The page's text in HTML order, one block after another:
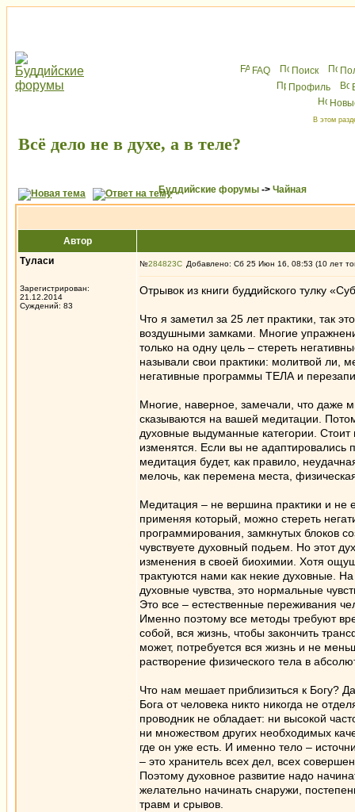
FAQ Поиск
Профиль
В этом
Всё дело не в духе, а в теле?
Буддийские форумы -> Чайная
Автор
Туласи
Зарегистрирован:
21.12.2014
Суждений: 83
№284823 Добавлено: Сб 25 Июн 16, 08:53 (10 лет
Отрывок из книги буддийского тулку
Что я заметил за 25 лет практики, так
воздушными замками. Многие
только на одну цель – стереть
называли свои практики: молитвой ли,
негативные программы ТЕЛА и
Многие, наверное, замечали, что даже
сказываются на вашей медитации.
духовные выдуманные категории. Стоит
изменятся. Если вы не адаптировались
медитация будет, как правило,
мелочь, как перемена места,
Медитация – не вершина практики и не
применяя который, можно стереть
программирования, замкнутых блоков
чувствуете духовный подьем. Но этот
изменения в своей биохимии. Хотя
трактуются нами как некие духовные.
духовные чувства, это нормальные
Это все – естественные переживания
Именно поэтому все методы требуют
собой, вся жизнь, чтобы закончить
может, потребуется вся жизнь и не
растворение физического тела в
Что нам мешает приблизиться к Богу?
Бога от человека никто никогда не
проводник не обладает: ни высокой
ни множеством других необходимых
где он уже есть. И именно тело –
– это хранитель всех дел, всех
Поэтому духовное развитие надо
желательно начинать снаружи,
травм и срывов.